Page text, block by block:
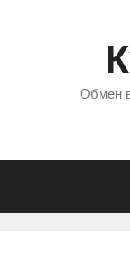
Обмен